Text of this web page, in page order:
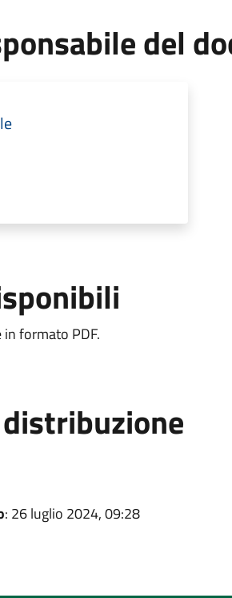
del
formato PDF.
: 26 luglio 2024, 09:28